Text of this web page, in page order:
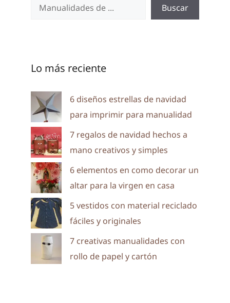
Buscar
Lo más reciente
6 diseños estrellas de navidad
para imprimir para manualidad
7 regalos de navidad hechos a
mano creativos y simples
6 elementos en como decorar un
altar para la virgen en casa
5 vestidos con material reciclado
fáciles y originales
7 creativas manualidades con
rollo de papel y cartón